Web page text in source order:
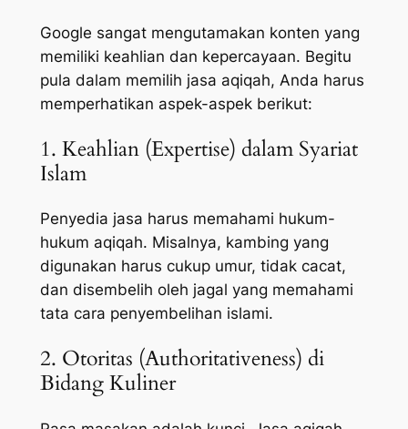
Google sangat mengutamakan konten yang
memiliki keahlian dan kepercayaan. Begitu
pula dalam memilih jasa aqiqah, Anda harus
memperhatikan aspek-aspek berikut:
1. Keahlian (Expertise) dalam Syariat
Islam
Penyedia jasa harus memahami hukum-
hukum aqiqah. Misalnya, kambing yang
digunakan harus cukup umur, tidak cacat,
dan disembelih oleh jagal yang memahami
tata cara penyembelihan islami.
2. Otoritas (Authoritativeness) di
Bidang Kuliner